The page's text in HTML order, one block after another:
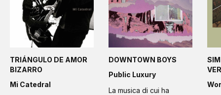
TRIÁNGULO DE AMOR
BIZARRO
Mi Catedral
DOWNTOWN BOYS
Public Luxury
La musica di cui ha